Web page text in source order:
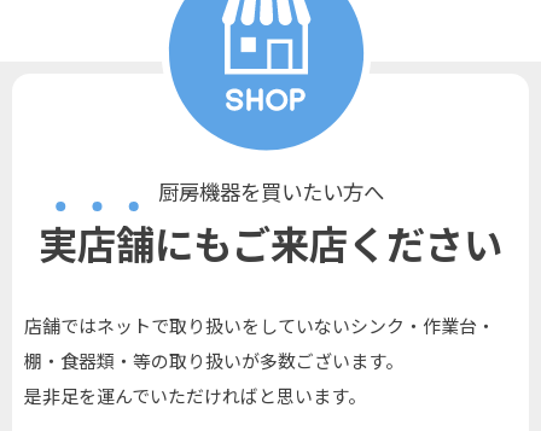
厨房機器を買いたい方へ
実店舗にもご来店ください
店舗ではネットで取り扱いをしていないシンク・作業台・
棚・食器類・等の取り扱いが多数ございます。
是非足を運んでいただければと思います。